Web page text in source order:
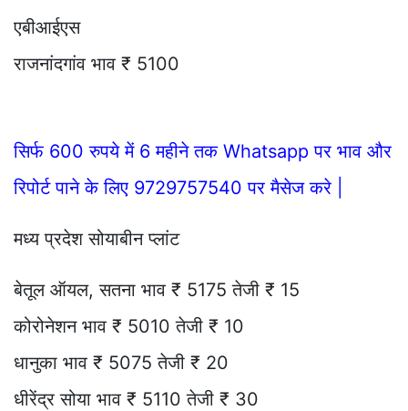
एबीआईएस
राजनांदगांव भाव ₹ 5100
सिर्फ 600 रुपये में 6 महीने तक Whatsapp पर भाव और
रिपोर्ट पाने के लिए 9729757540 पर मैसेज करे |
मध्य प्रदेश सोयाबीन प्लांट
बेतूल ऑयल, सतना भाव ₹ 5175 तेजी ₹ 15
कोरोनेशन भाव ₹ 5010 तेजी ₹ 10
धानुका भाव ₹ 5075 तेजी ₹ 20
धीरेंद्र सोया भाव ₹ 5110 तेजी ₹ 30